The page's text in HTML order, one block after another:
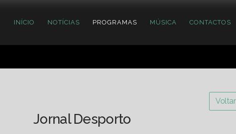
INÍCIO NOTÍCIAS PROGRAMAS MÚSICA CONTACTOS
Voltar
Jornal Desporto